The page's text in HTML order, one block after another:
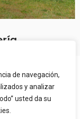
de navegación,
y analizar
usted da su